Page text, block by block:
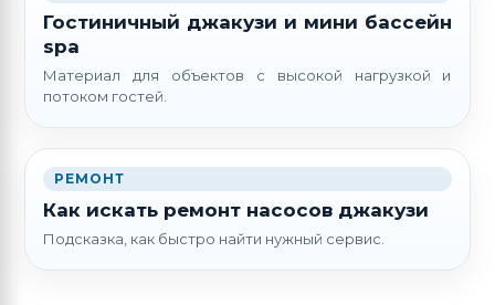
Гостиничный джакузи и мини бассейн
spa
Материал для объектов с высокой нагрузкой и
потоком гостей.
РЕМОНТ
Как искать ремонт насосов джакузи
Подсказка, как быстро найти нужный сервис.